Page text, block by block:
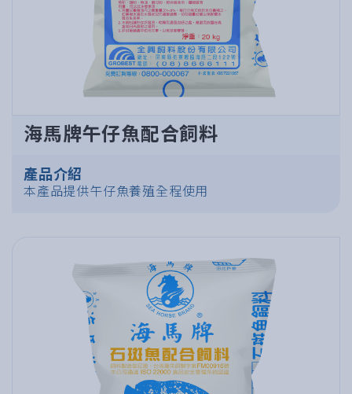
海馬牌午仔魚配合飼料
產品介紹
本產品提供午仔魚養殖全程使用